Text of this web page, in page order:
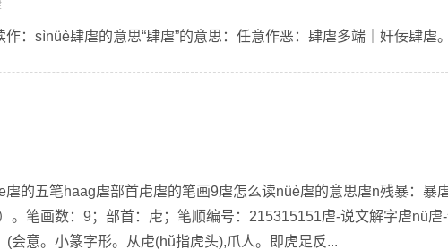
作：sìnüè肆虐的意思“肆虐”的意思：任意作恶：肆虐多端｜奸佞肆虐
虐的五笔haag虐部首虍虐的笔画9虐怎么读nüè虐的意思虐n残暴：暴虐
。笔画数：9；部首：虍；笔顺编号：215315151虐-说文解字虐nü虐
(会意。小篆字形。从虍(hǔ指虎头),爪人。即虎足反...